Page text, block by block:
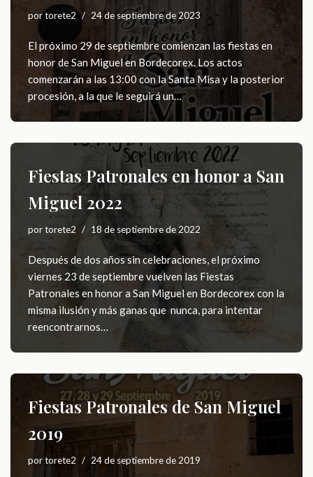
portorete2 24 de septiembre de 2023
El próximo 29 de septiembre comienzan las fiestas en
honor de San Miguel en Bordecorex. Los actos
comenzarán a las 13:00 con la Santa Misa y la posterior
procesión, a la que le seguirá un…
Fiestas Patronales en honor a San
Miguel 2022
portorete2 18 de septiembre de 2022
Después de dos años sin celebraciones, el próximo
viernes 23 de septiembre vuelven las Fiestas
Patronales en honor a San Miguel en Bordecorex con la
misma ilusión y más ganas que nunca, para intentar
reencontrarnos…
Fiestas Patronales de San Miguel
2019
portorete2 24 de septiembre de 2019